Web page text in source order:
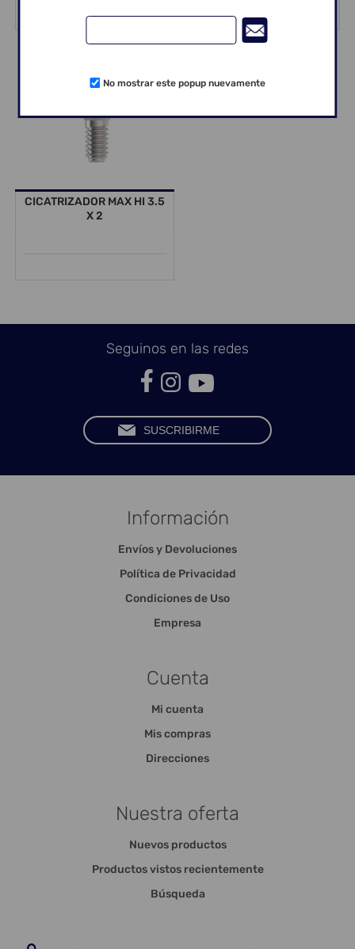
CICATRIZADOR MAX HI 3.5
X 2
Seguinos en las redes
Información
Envíos y Devoluciones
Política de Privacidad
Condiciones de Uso
Empresa
Cuenta
Mi cuenta
Mis compras
Direcciones
Nuestra oferta
Nuevos productos
Productos vistos recientemente
Búsqueda
No mostrar este popup nuevamente